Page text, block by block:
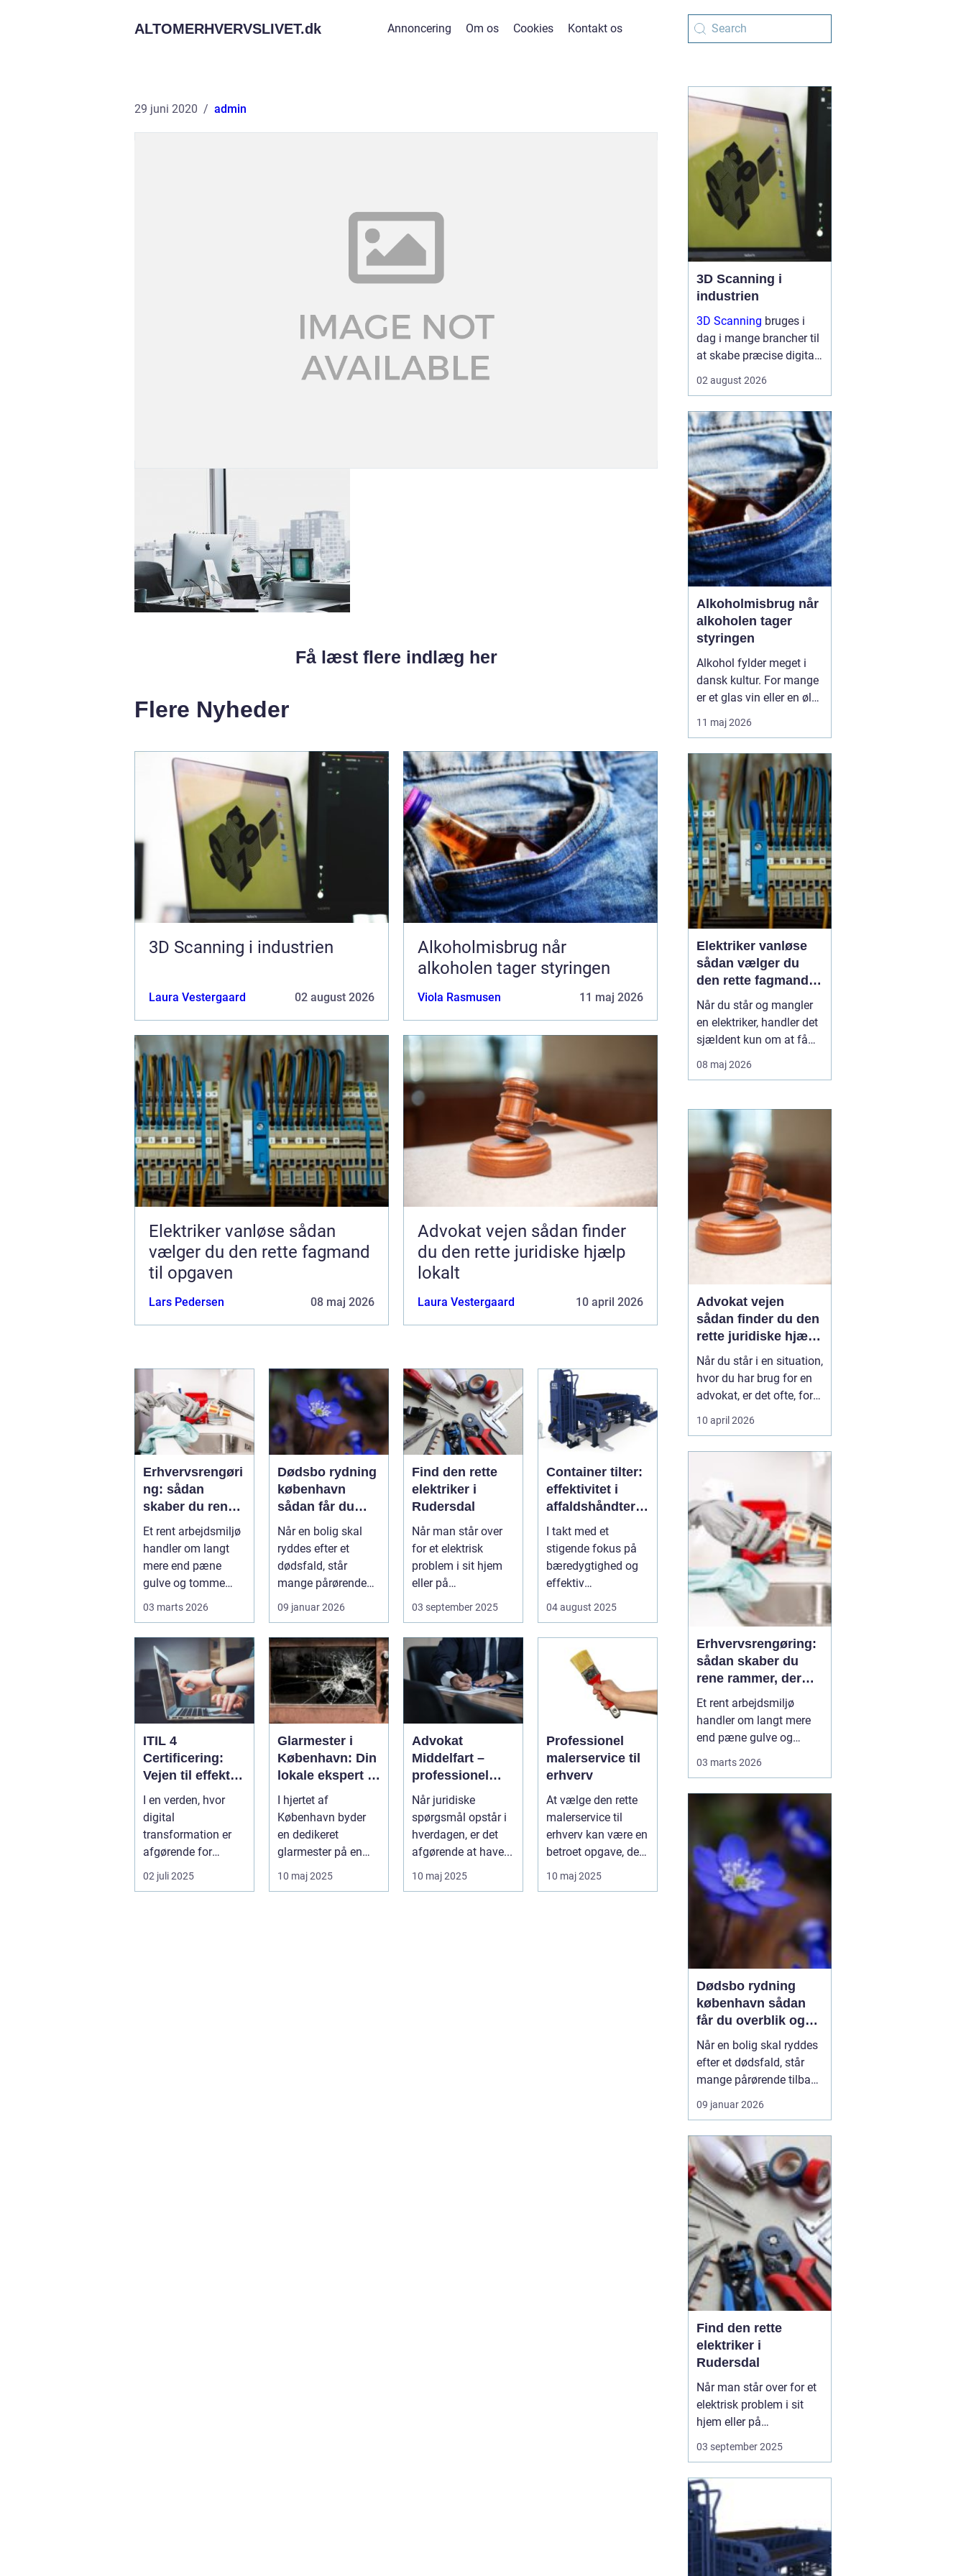
ALTOMERHVERVSLIVET.dk Annoncering Om os Cookies Kontakt os
29 juni 2020 admin
Få læst flere indlæg her
Flere Nyheder
3D Scanning i industrien
Laura Vestergaard 02 august 2026
Alkoholmisbrug når
alkoholen tager styringen
Viola Rasmusen 11 maj 2026
Elektriker vanløse sådan
vælger du den rette fagmand
til opgaven
Lars Pedersen 08 maj 2026
Advokat vejen sådan finder
du den rette juridiske hjælp
lokalt
Laura Vestergaard 10 april 2026
Erhvervsrengøri
ng: sådan
skaber du rene
rammer, der kan
mærkes på
bundlinjen
Et rent arbejdsmiljø
handler om langt
mere end pæne
gulve og tomme
03 marts 2026
Dødsbo rydning
københavn
sådan får du
overblik og
professionel
hjælp
Når en bolig skal
ryddes efter et
dødsfald, står
mange pårørende
tilbage med en stor
praktisk opgave...
09 januar 2026
Find den rette
elektriker i
Rudersdal
Når man står over
for et elektrisk
problem i sit hjem
eller på
arbejdspladsen, er
03 september 2025
Container tilter:
effektivitet i
affaldshåndterin
g og
ressourcegenan
vendelse
I takt med et
stigende fokus på
bæredygtighed og
effektiv
bliver spe...
04 august 2025
ITIL 4
Certificering:
Vejen til effektiv
IT-service
management
I en verden, hvor
digital
transformation er
afgørende for
succes, bliver
effektive service
02 juli 2025
Glarmester i
København: Din
lokale ekspert i
glasløsninger
I hjertet af
København byder
en dedikeret
glarmester på en
verden af
glasløsning...
10 maj 2025
Advokat
Middelfart –
professionel
juridisk
rådgivning tæt
på dig
Når juridiske
spørgsmål opstår i
hverdagen, er det
afgørende at have...
10 maj 2025
Professionel
malerservice til
erhverv
At vælge den rette
malerservice til
erhverv kan være en
betroet opgave, der
kræver...
10 maj 2025
3D Scanning i
industrien
3D Scanning bruges i
dag i mange brancher til
at skabe præcise digitale
omgivelser, produkter og
gør det muligt at arbejde
hurtigere, mere ...
02 august 2026
Alkoholmisbrug når
alkoholen tager
styringen
Alkohol fylder meget i
dansk kultur. For mange
er et glas vin eller en øl
forbundet med hygge,
fællesskab og
nogle glider forbruget
stille og roligt over i
alkoholmisbru...
11 maj 2026
Elektriker vanløse
sådan vælger du
den rette fagmand
til opgaven
Når du står og mangler
en elektriker, handler det
sjældent kun om at få
skiftet en stikkontakt.
Ofte er der også
lovkrav og langsigtede
løsninger på spil. I
Vanløse, hvor mange
boliger er ældre
ejendomme blandet med
nyere bygg...
08 maj 2026
Advokat vejen
sådan finder du den
rette juridiske hjælp
lokalt
Når du står i en situation,
hvor du har brug for en
advokat, er det ofte, fordi
livet har ændret sig på
en måde, du ikke selv
efter en pårørende eller
køb og salg af bolig. I de
si...
10 april 2026
Erhvervsrengøring:
sådan skaber du
rene rammer, der
kan mærkes på
bundlinjen
Et rent arbejdsmiljø
handler om langt mere
end pæne gulve og
førstehåndsindtryk og i
sidste ende
virksomhedens
omdømme. Når ...
03 marts 2026
Dødsbo rydning
københavn sådan
får du overblik og
professionel hjælp
Når en bolig skal ryddes
efter et dødsfald, står
mange pårørende tilbage
med en stor praktisk
opgave oven i sorgen.
personlige ejendele og
måske et helt livs
samling af ting, som
skal gennemgås,
fordeles, sælges eller
bortskaf...
09 januar 2026
Find den rette
elektriker i
Rudersdal
Når man står over for et
elektrisk problem i sit
hjem eller på
arbejdspladsen, er det
ofte nødvendigt med
Elektriker Rudersdal er
søgeordet, der samler
opmærksomheden
omkring behovet for...
03 september 2025